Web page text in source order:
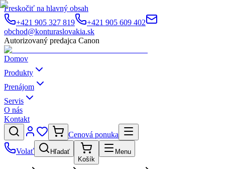
Preskočiť na hlavný obsah
+421 905 327 819
+421 905 609 402
obchod@konturaslovakia.sk
Autorizovaný predajca Canon
Domov
Produkty
Prenájom
Servis
O nás
Kontakt
Cenová ponuka
Volať
Hľadať
Košík
Menu